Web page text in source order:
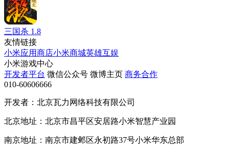
三国杀 1.8
友情链接
小米应用商店小米商城英雄互娱
小米游戏中心
开发者平台 微信公众号 微博主页 商务合作
010-60606666
开发者：北京瓦力网络科技有限公司
北京地址：北京市昌平区安居路小米智慧产业园
南京地址：南京市建邺区永初路37号小米华东总部